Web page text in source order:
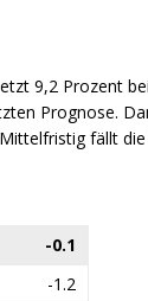
9,2 Prozent
Prognose.
fällt
-0.1
-1.2